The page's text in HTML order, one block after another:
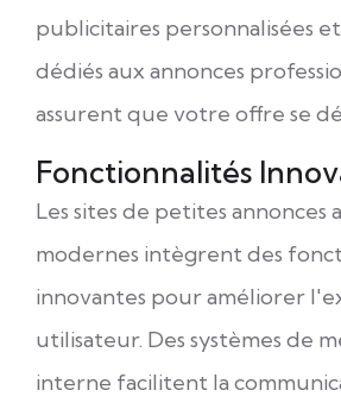
publicitaires personnalisées et
dédiés aux annonces
assurent que votre offre se
Fonctionnalités
Les sites de petites annonces
modernes intègrent des
innovantes pour améliorer
utilisateur. Des systèmes de
interne facilitent la